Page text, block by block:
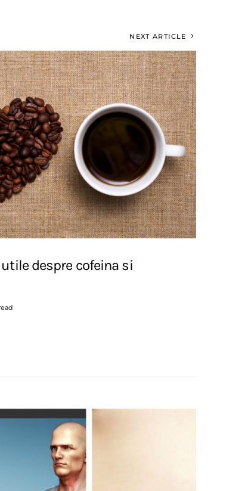
NEXT ARTICLE
despre cofeina si